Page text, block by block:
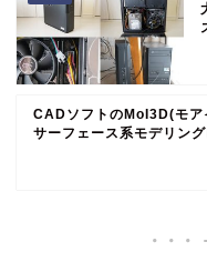
CADソフトのMoI3D(モア
サーフェース系モデリン